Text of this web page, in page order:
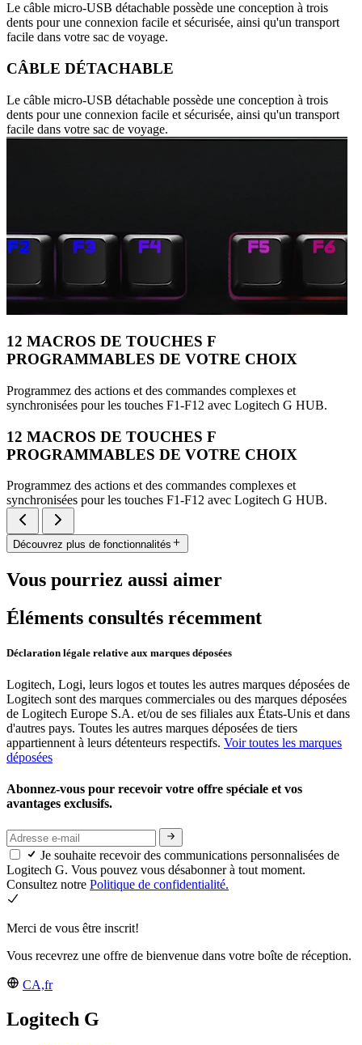
Le câble micro-USB détachable possède une conception à trois
dents pour une connexion facile et sécurisée, ainsi qu'un transport
facile dans votre sac de voyage.
CÂBLE DÉTACHABLE
Le câble micro-USB détachable possède une conception à trois
dents pour une connexion facile et sécurisée, ainsi qu'un transport
facile dans votre sac de voyage.
12 MACROS DE TOUCHES F
PROGRAMMABLES DE VOTRE CHOIX
Programmez des actions et des commandes complexes et
synchronisées pour les touches F1-F12 avec Logitech G HUB.
12 MACROS DE TOUCHES F
PROGRAMMABLES DE VOTRE CHOIX
Programmez des actions et des commandes complexes et
synchronisées pour les touches F1-F12 avec Logitech G HUB.
Découvrez plus de fonctionnalités
Vous pourriez aussi aimer
Éléments consultés récemment
Déclaration légale relative aux marques déposées
Logitech, Logi, leurs logos et toutes les autres marques déposées de
Logitech sont des marques commerciales ou des marques déposées
de Logitech Europe S.A. et/ou de ses filiales aux États-Unis et dans
d'autres pays. Toutes les autres marques déposées de tiers
appartiennent à leurs détenteurs respectifs. Voir toutes les marques
déposées
Abonnez-vous pour recevoir votre offre spéciale et vos
avantages exclusifs.
Je souhaite recevoir des communications personnalisées de
Logitech G. Vous pouvez vous désabonner à tout moment.
Consultez notre Politique de confidentialité.
Merci de vous être inscrit!
Vous recevrez une offre de bienvenue dans votre boîte de réception.
CA,fr
Logitech G